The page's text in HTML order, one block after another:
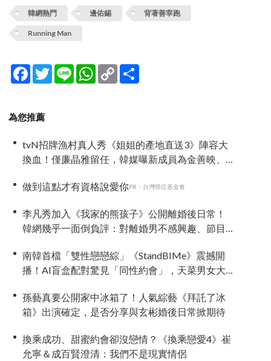
韓網熱門 邊佑錫 背著善宰跑
Running Man
Facebook
TwitterLine WhatsApp
Copy
Link
為您推薦
tvN招牌漁村真人秀《姐姐的產地直送3》陣容大
換血！僅廉晶雅留任，韓媒曝新成員為金善映、
做到這點才有資格說愛你PR・台灣癌症基金會
李凡秀加入《我家的熊孩子》公開離婚後日常！
韓網幾乎一面倒負評：對離婚男不感興趣、節目
南韓首檔「雙性戀戀綜」《StandBIMe》震撼開
播！AI盲盒配對驚見「同性約會」，天菜男女大
孫藝真要公開家中冰箱了！人氣綜藝《拜託了冰
箱》出演確定，是否分享與玄彬婚後日常掀期待
換乘成功、甜蜜約會卻沒戀情？《換乘戀愛4》崔
允寧＆成百賢澄清：我們不是現實情侶